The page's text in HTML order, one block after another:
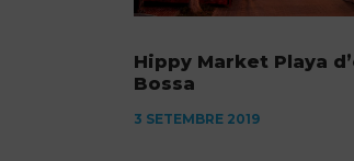
Hippy Market Playa
Bossa
3 SETEMBRE 2019